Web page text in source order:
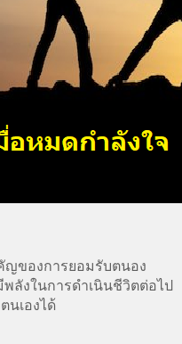
ญของการยอมรับตนอง
พลังในการดำเนินชีวิตต่อไป
นเองได้